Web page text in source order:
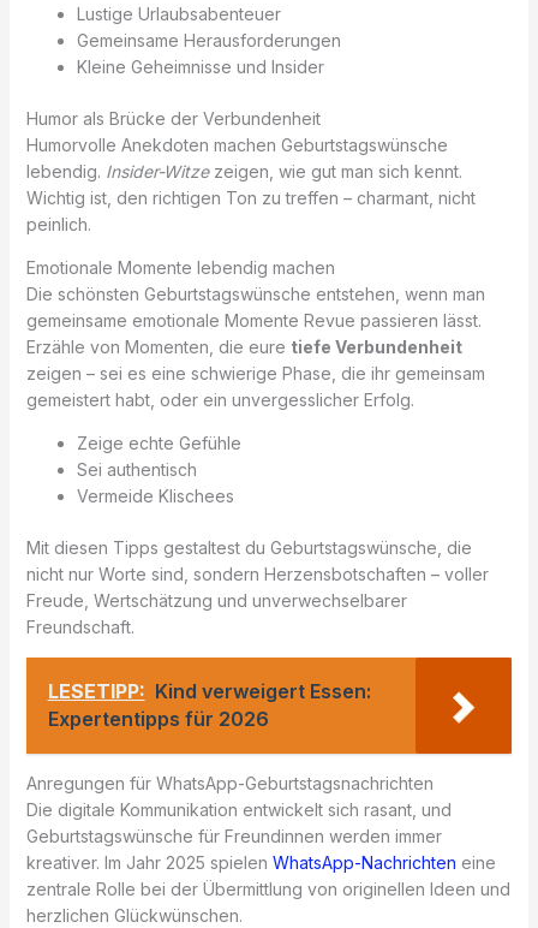
Lustige Urlaubsabenteuer
Gemeinsame Herausforderungen
Kleine Geheimnisse und Insider
Humor als Brücke der Verbundenheit
Humorvolle Anekdoten machen Geburtstagswünsche
lebendig. Insider-Witzezeigen, wie gut man sich kennt.
Wichtig ist, den richtigen Ton zu treffen – charmant, nicht
peinlich.
Emotionale Momente lebendig machen
Die schönsten Geburtstagswünsche entstehen, wenn man
gemeinsame emotionale Momente Revue passieren lässt.
Erzähle von Momenten, die eure tiefe Verbundenheit
zeigen – sei es eine schwierige Phase, die ihr gemeinsam
gemeistert habt, oder ein unvergesslicher Erfolg.
Zeige echte Gefühle
Sei authentisch
Vermeide Klischees
Mit diesen Tipps gestaltest du Geburtstagswünsche, die
nicht nur Worte sind, sondern Herzensbotschaften – voller
Freude, Wertschätzung und unverwechselbarer
Freundschaft.
LESETIPP: Kind verweigert Essen:
Expertentipps für 2026
Anregungen für WhatsApp-Geburtstagsnachrichten
Die digitale Kommunikation entwickelt sich rasant, und
Geburtstagswünsche für Freundinnen werden immer
kreativer. Im Jahr 2025 spielen WhatsApp-Nachrichten eine
zentrale Rolle bei der Übermittlung von originellen Ideen und
herzlichen Glückwünschen.